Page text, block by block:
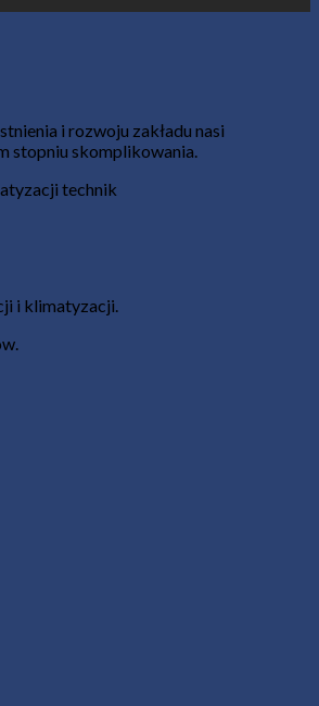
i rozwoju zakładu nasi
stopniu skomplikowania.
technik
i klimatyzacji.